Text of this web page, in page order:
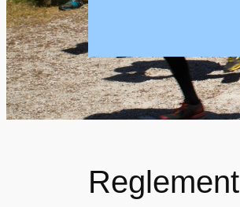
Reglement